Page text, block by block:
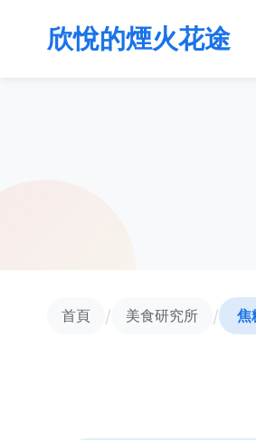
欣悅的煙火花途
首頁 / 美食研究所 / 焦